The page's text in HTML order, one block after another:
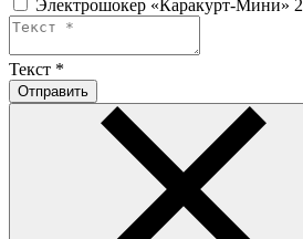
Электрошокер «Каракурт-Мини» 2
Текст *
Отправить